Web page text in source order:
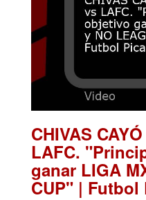
CHIVAS
LAFC.
ganar LIGA
CUP" | Futbol